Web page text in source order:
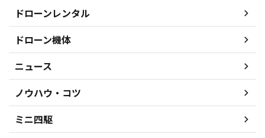
ドローンレンタル
ドローン機体
ニュース
ノウハウ・コツ
ミニ四駆